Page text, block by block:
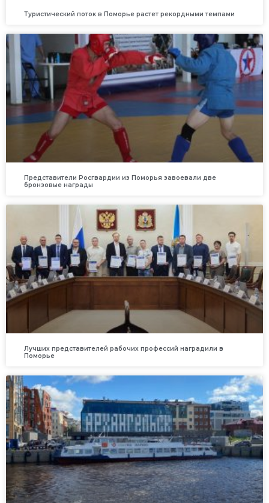
Туристический поток в Поморье растет рекордными темпами
Представители Росгвардии из Поморья завоевали две
бронзовые награды
Лучших представителей рабочих профессий наградили в
Поморье